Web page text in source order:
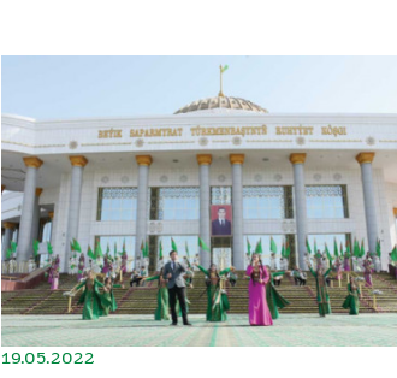
19.05.2022